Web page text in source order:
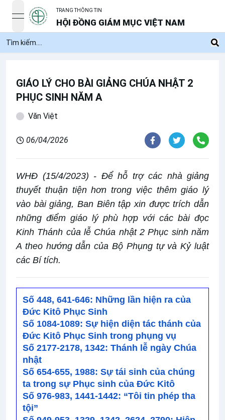
open navigation menu
TRANG THÔNG TIN
HỘI ĐỒNG GIÁM MỤC VIỆT NAM
GIÁO LÝ CHO BÀI GIẢNG CHÚA NHẬT 2
PHỤC SINH NĂM A
Văn Việt
06/04/2026
WHĐ (15/4/2023) - Để hỗ trợ các nhà giảng
thuyết thuận tiện hơn trong việc thêm giáo lý
vào bài giảng, Ban Biên tập xin được trích dẫn
những điểm giáo lý phù hợp với các bài đọc
Kinh Thánh của lễ Chúa nhật 2 Phục sinh năm
A theo hướng dẫn của Bộ Phụng tự và Kỷ luật
các Bí tích.
Số 448, 641-646: Những lần hiện ra của
Đức Kitô Phục Sinh
Số 1084-1089: Sự hiện diện tác thánh của
Đức Kitô Phục Sinh trong phụng vụ
Số 2177-2178, 1342: Thánh lễ ngày Chúa
nhật
Số 654-655, 1988: Sự tái sinh của chúng
ta trong sự Phục sinh của Đức Kitô
Số 976-983, 1441-1442: “Tôi tin phép tha
tội”